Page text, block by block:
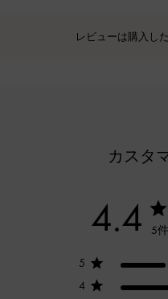
レビューは購入し
カスタ
4.4 5
5
4